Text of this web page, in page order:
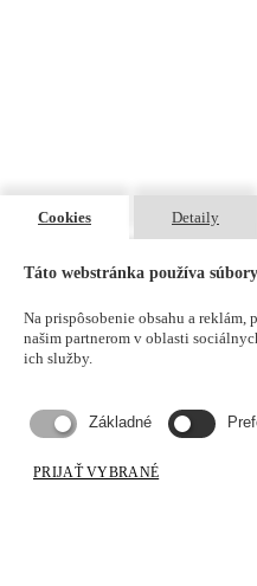
Cookies Detaily
Táto webstránka používa
Na prispôsobenie obsahu a
našim partnerom v oblasti
ich služby.
Základné
PRIJAŤ VYBRANÉ